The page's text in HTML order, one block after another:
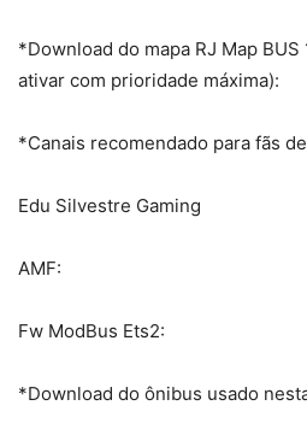
*Download do mapa RJ Map BUS
ativar com prioridade máxima):
*Canais recomendado para fãs
Edu Silvestre Gaming
AMF:
Fw ModBus Ets2:
*Download do ônibus usado